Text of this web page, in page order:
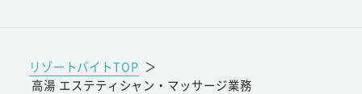
リゾートバイトTOP ＞
高湯 エステティシャン・マッサージ業務